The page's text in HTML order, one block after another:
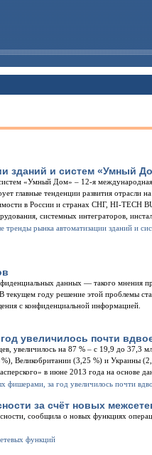
зданий и систем «Умный
«Умный Дом» – 12-я
главные тенденции развития отрасли
в России и странах СНГ, HI-TECH
системных интеграторов,
данных ― такого мнения
году решение этой проблемы
с конфиденциальной информацией.
увеличилось почти
увеличилось на 87 % – с 19,9 до 37,3
Великобритании (3,25 %) и Украины
в июне 2013 года на основе
за счёт новых
сообщила о новых функциях